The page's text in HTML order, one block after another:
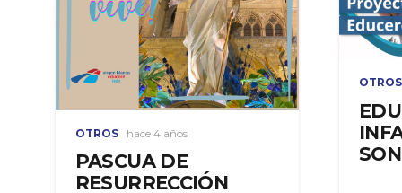
OTROS hace 4 años
PASCUA DE
RESURRECCIÓN
OTROS